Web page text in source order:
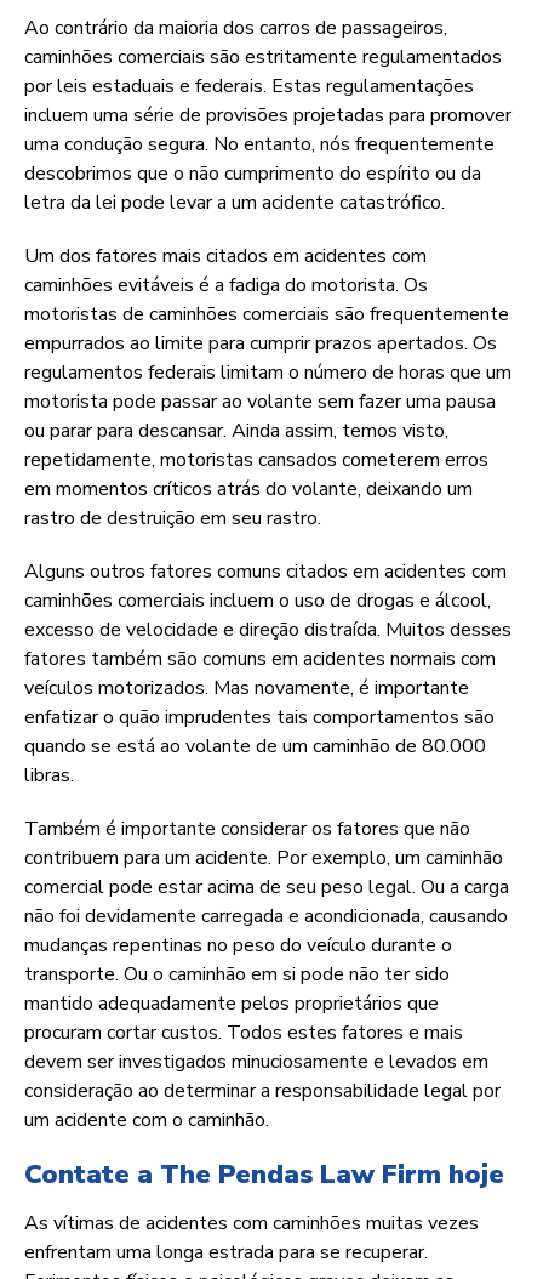
Ao contrário da maioria dos carros de passageiros,
caminhões comerciais são estritamente regulamentados
por leis estaduais e federais. Estas regulamentações
incluem uma série de provisões projetadas para promover
uma condução segura. No entanto, nós frequentemente
descobrimos que o não cumprimento do espírito ou da
letra da lei pode levar a um acidente catastrófico.
Um dos fatores mais citados em acidentes com
caminhões evitáveis é a fadiga do motorista. Os
motoristas de caminhões comerciais são frequentemente
empurrados ao limite para cumprir prazos apertados. Os
regulamentos federais limitam o número de horas que um
motorista pode passar ao volante sem fazer uma pausa
ou parar para descansar. Ainda assim, temos visto,
repetidamente, motoristas cansados cometerem erros
em momentos críticos atrás do volante, deixando um
rastro de destruição em seu rastro.
Alguns outros fatores comuns citados em acidentes com
caminhões comerciais incluem o uso de drogas e álcool,
excesso de velocidade e direção distraída. Muitos desses
fatores também são comuns em acidentes normais com
veículos motorizados. Mas novamente, é importante
enfatizar o quão imprudentes tais comportamentos são
quando se está ao volante de um caminhão de 80.000
libras.
Também é importante considerar os fatores que não
contribuem para um acidente. Por exemplo, um caminhão
comercial pode estar acima de seu peso legal. Ou a carga
não foi devidamente carregada e acondicionada, causando
mudanças repentinas no peso do veículo durante o
transporte. Ou o caminhão em si pode não ter sido
mantido adequadamente pelos proprietários que
procuram cortar custos. Todos estes fatores e mais
devem ser investigados minuciosamente e levados em
consideração ao determinar a responsabilidade legal por
um acidente com o caminhão.
Contate a The Pendas Law Firm hoje
As vítimas de acidentes com caminhões muitas vezes
enfrentam uma longa estrada para se recuperar.